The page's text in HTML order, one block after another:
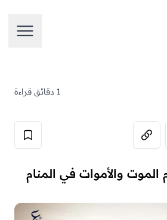
فتح
1 دقائق قراءة
الموت والأموات في المنام